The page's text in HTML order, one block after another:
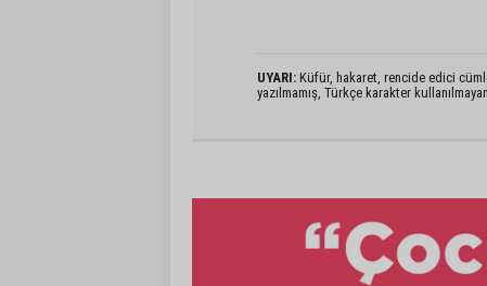
UYARI: Küfür, hakaret, rencide edici
yazılmamış, Türkçe karakter